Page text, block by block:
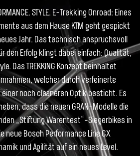
STYLE. E-Trekking Onroad: Eines
aus dem Hause KTM geht gespickt
Jahr. Das technisch anspruchsvoll
den Erfolg klingt dabei einfach: Qualität,
Das TREKKING Konzept beinhaltet
welcher durch verfeinerte
noch cleaneren Optik besticht. Es
dass die neuen GRAN-Modelle die
„Stiftung Warentest“-Siegerbikes in
neue Bosch Performance Line CX
und Agilität auf ein neues Level.